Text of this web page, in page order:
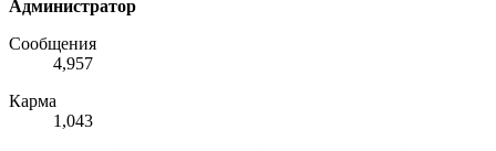
Администратор
Сообщения
4,957
Карма
1,043